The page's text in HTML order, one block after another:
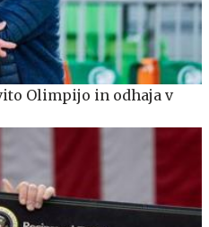
Olimpijo in odhaja v